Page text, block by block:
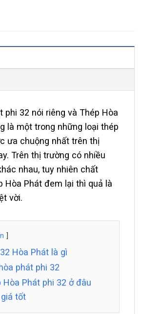
phi 32 nói riêng và Thép Hòa
là một trong những loại thép
ưa chuộng nhất trên thị
Trên thị trường có nhiều
nhau, tuy nhiên chất
Hòa Phát đem lại thì quả là
vời.
Hòa Phát là gì
phát phi 32
Hòa Phát phi 32 ở đâu
tốt